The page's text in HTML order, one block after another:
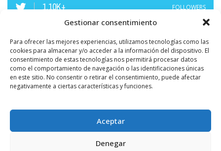
Gestionar consentimiento
Para ofrecer las mejores experiencias, utilizamos tecnologías como las
cookies para almacenar y/o acceder a la información del dispositivo. El
consentimiento de estas tecnologías nos permitirá procesar datos
como el comportamiento de navegación o las identificaciones únicas
en este sitio. No consentir o retirar el consentimiento, puede afectar
negativamente a ciertas características y funciones.
Aceptar
Denegar
1.10K+ FOLLOWERS
LIKES
ENLACES RECOMENDADOS